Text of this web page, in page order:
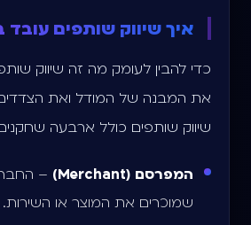
איך שיווק שותפים עובד
כדי להבין לעומק מה זה שיווק
את המבנה של המודל ואת הצדדים
שיווק שותפים כולל ארבעה שחקנים
המפרסם (Merchant)
–
שמוכרים את המוצר או השירות.